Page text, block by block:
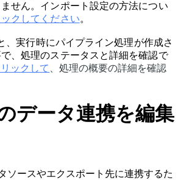
せん。インポート設定の方法につい
クしてください。
、実行時にパイプライン処理が作成さ
、処理のステータスと詳細を確認で
ックして
、処理の概要の詳細を確認
データ連携を編集
ソースやエクスポート先に連携するた